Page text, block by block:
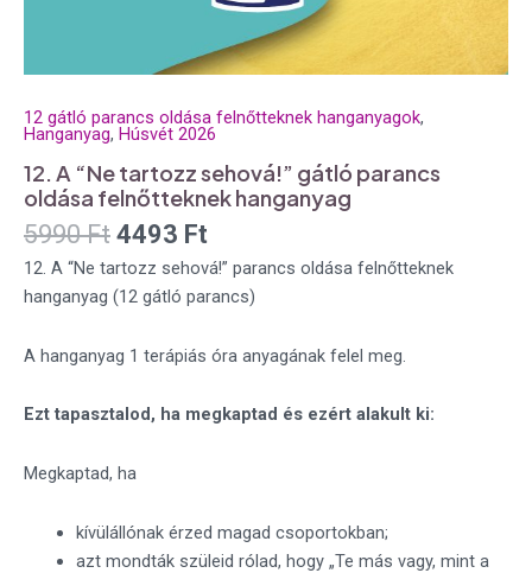
12 gátló parancs oldása felnőtteknek hanganyagok,
Hanganyag, Húsvét 2026
12. A “Ne tartozz sehová!” gátló parancs
oldása felnőtteknek hanganyag
5990Ft 4493 Ft
12. A “Ne tartozz sehová!” parancs oldása felnőtteknek
hanganyag (12 gátló parancs)
A hanganyag 1 terápiás óra anyagának felel meg.
Ezt tapasztalod, ha megkaptad és ezért alakult ki:
Megkaptad, ha
kívülállónak érzed magad csoportokban;
azt mondták szüleid rólad, hogy „Te más vagy, mint a